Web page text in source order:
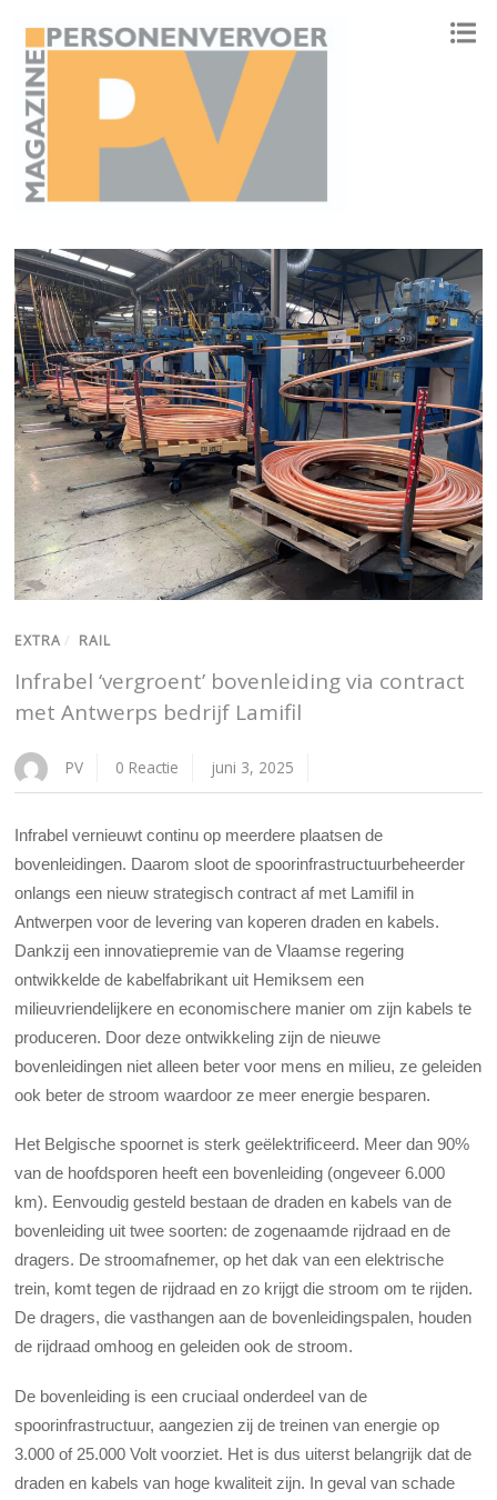
EXTRA / RAIL
Infrabel ‘vergroent’ bovenleiding via contract
met Antwerps bedrijf Lamifil
PV 0 Reactie juni 3, 2025
Infrabel vernieuwt continu op meerdere plaatsen de
bovenleidingen. Daarom sloot de spoorinfrastructuurbeheerder
onlangs een nieuw strategisch contract af met Lamifil in
Antwerpen voor de levering van koperen draden en kabels.
Dankzij een innovatiepremie van de Vlaamse regering
ontwikkelde de kabelfabrikant uit Hemiksem een
milieuvriendelijkere en economischere manier om zijn kabels te
produceren. Door deze ontwikkeling zijn de nieuwe
bovenleidingen niet alleen beter voor mens en milieu, ze geleiden
ook beter de stroom waardoor ze meer energie besparen.
Het Belgische spoornet is sterk geëlektrificeerd. Meer dan 90%
van de hoofdsporen heeft een bovenleiding (ongeveer 6.000
km). Eenvoudig gesteld bestaan de draden en kabels van de
bovenleiding uit twee soorten: de zogenaamde rijdraad en de
dragers. De stroomafnemer, op het dak van een elektrische
trein, komt tegen de rijdraad en zo krijgt die stroom om te rijden.
De dragers, die vasthangen aan de bovenleidingspalen, houden
de rijdraad omhoog en geleiden ook de stroom.
De bovenleiding is een cruciaal onderdeel van de
spoorinfrastructuur, aangezien zij de treinen van energie op
3.000 of 25.000 Volt voorziet. Het is dus uiterst belangrijk dat de
draden en kabels van hoge kwaliteit zijn. In geval van schade